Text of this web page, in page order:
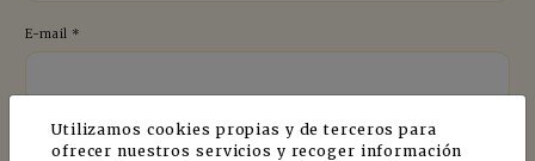
E-mail *
Teléfono *
Utilizamos cookies propias y de terceros para
ofrecer nuestros servicios y recoger información